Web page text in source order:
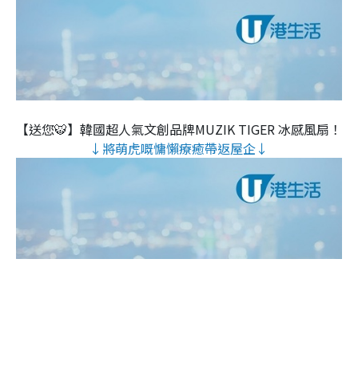
【送您🐯】韓國超人氣文創品牌MUZIK TIGER 冰感風扇！
↓將萌虎嘅慵懶療癒帶返屋企↓